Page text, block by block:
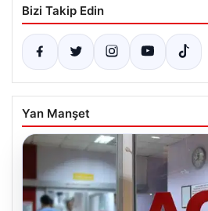
Bizi Takip Edin
Yan Manşet